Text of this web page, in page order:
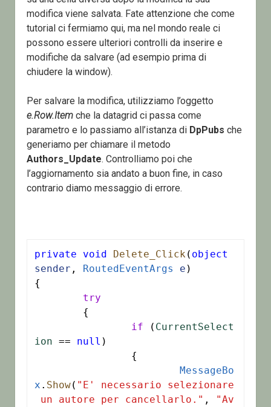
modifica viene salvata. Fate attenzione che come
tutorial ci fermiamo qui, ma nel mondo reale ci
possono essere ulteriori controlli da inserire e
modifiche da salvare (ad esempio prima di
chiudere la window).
Per salvare la modifica, utilizziamo l’oggetto
e.Row.Itemche la datagrid ci passa come
parametro e lo passiamo all’istanza di DpPubs che
generiamo per chiamare il metodo
Authors_Update. Controlliamo poi che
l’aggiornamento sia andato a buon fine, in caso
contrario diamo messaggio di errore.
private void Delete_Click ( object
sender , RoutedEventArgs e )
{
try
if ( CurrentSelect
ion == null )
MessageBo
x . Show( "E' necessario selezionare
un autore per cancellarlo." ,
"Av